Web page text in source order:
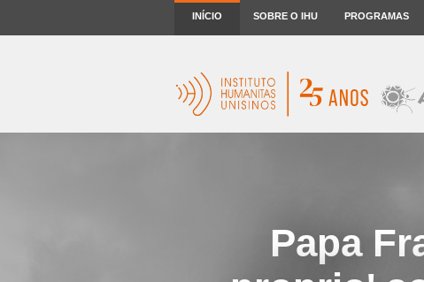
INÍCIO SOBRE O IHU PROGRAMAS
Papa